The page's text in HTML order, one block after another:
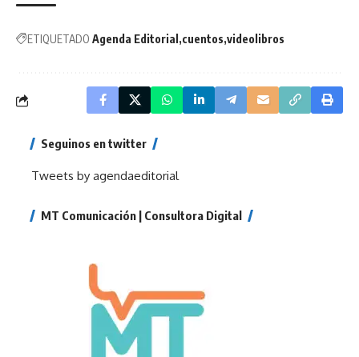
ETIQUETADO Agenda Editorial cuentos videolibros
Seguinos en twitter
Tweets by agendaeditorial
MT Comunicación | Consultora Digital